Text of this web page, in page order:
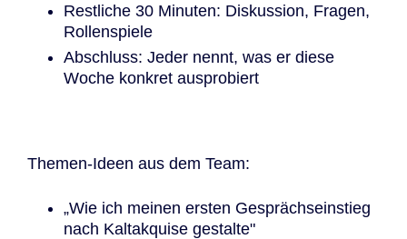
Restliche 30 Minuten: Diskussion, Fragen,
Rollenspiele
Abschluss: Jeder nennt, was er diese
Woche konkret ausprobiert
Themen-Ideen aus dem Team:
„Wie ich meinen ersten Gesprächseinstieg
nach Kaltakquise gestalte"